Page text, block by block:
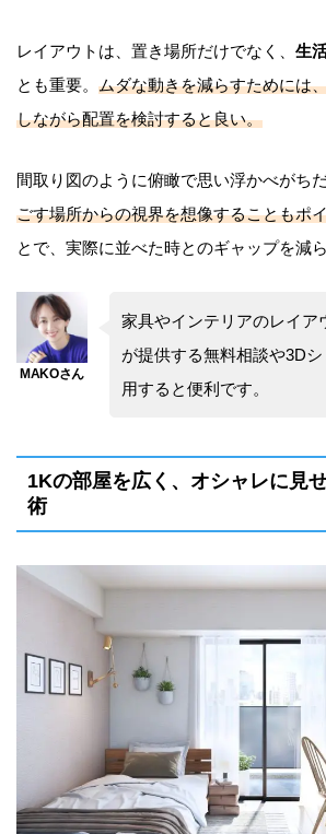
レイアウトは、置き場所だけでなく、 生
とも重要。 ムダな動きを減らすためには
しながら配置を検討すると良い。
間取り図のように俯瞰で思い浮かべがちだ
ごす場所からの視界を想像することもポ
とで、実際に並べた時とのギャップを減
家具やインテリアのレイア
が提供する無料相談や3D
用すると便利です。
1Kの部屋を広く、オシャレに見
術